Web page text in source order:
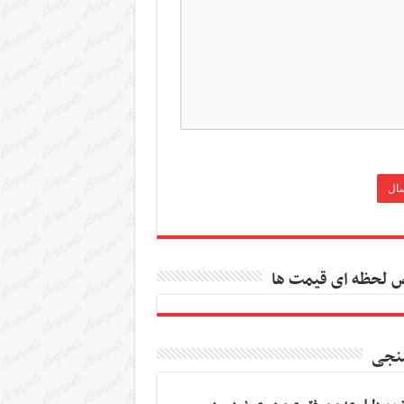
لحظه ای قیمت ها